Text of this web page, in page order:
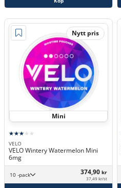
Nytt pris
Mini
VELO
VELO Wintery Watermelon Mini
6mg
10 -pack 374,90 kr
37,49 kr/st